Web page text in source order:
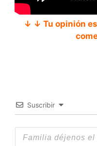
↓ ↓ Tu opinión
Suscribir